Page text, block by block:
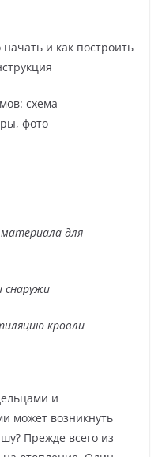
и как построить
схема
фото
для
снаружи
кровли
и
может возникнуть
Прежде всего из